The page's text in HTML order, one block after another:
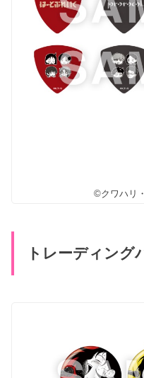
©クワハリ
トレーディング